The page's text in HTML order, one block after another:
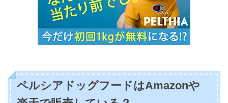
ペルシアドッグフードはAmazonや